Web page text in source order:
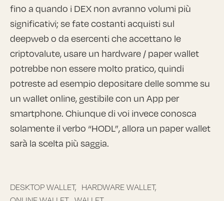
fino a quando i DEX non avranno volumi più
significativi; se fate costanti acquisti sul
deepweb o da esercenti che accettano le
criptovalute, usare un hardware / paper wallet
potrebbe non essere molto pratico, quindi
potreste ad esempio depositare delle somme su
un wallet online, gestibile con un App per
smartphone. Chiunque di voi invece conosca
solamente il verbo “HODL”, allora un paper wallet
sarà la scelta più saggia.
DESKTOP WALLET, HARDWARE WALLET,